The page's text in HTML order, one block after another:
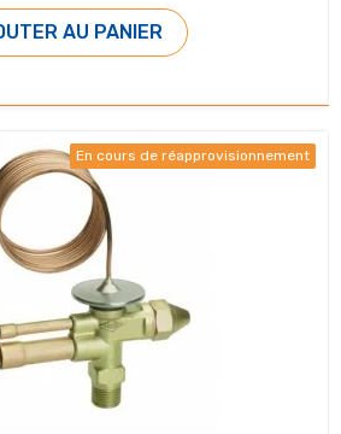
AU PANIER
En cours de réapprovisionnement